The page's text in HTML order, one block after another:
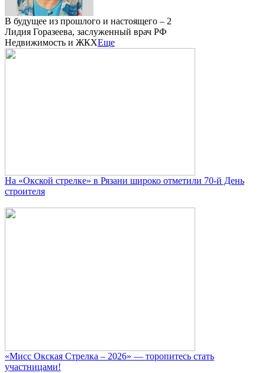
В будущее из прошлого и настоящего – 2
Лидия Горазеева, заслуженный врач РФ
Недвижимость и ЖКХЕще
На «Окской стрелке» в Рязани широко отметили 70-й День
строителя
«Мисс Окская Стрелка – 2026» — торопитесь стать
участницами!